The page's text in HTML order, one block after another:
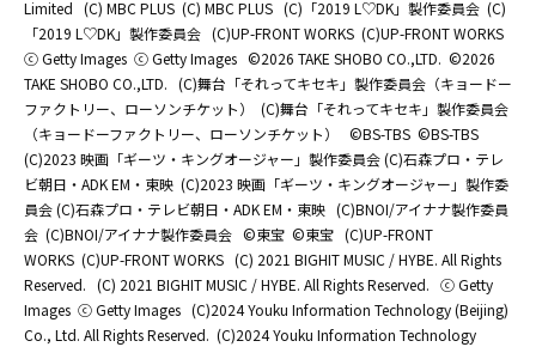
Limited (C) MBC PLUS (C) MBC PLUS (C)「2019 L♡DK」製作委員会 (C)
「2019 L♡DK」製作委員会 (C)UP-FRONT WORKS (C)UP-FRONT WORKS
ⓒ Getty Images ⓒ Getty Images ©2026 TAKE SHOBO CO.,LTD. ©2026
TAKE SHOBO CO.,LTD. (C)舞台「それってキセキ」製作委員会（キョードー
ファクトリー、ローソンチケット）
(C)舞台「それってキセキ」製作委員会
（キョードーファクトリー、ローソンチケット）
©BS-TBS ©BS-TBS
(C)2023 映画「ギーツ・キングオージャー」製作委員会 (C)石森プロ・テレ
ビ朝日・ADK EM・東映 (C)2023 映画「ギーツ・キングオージャー」製作委
員会 (C)石森プロ・テレビ朝日・ADK EM・東映 (C)BNOI/アイナナ製作委員
会 (C)BNOI/アイナナ製作委員会 ©東宝 ©東宝 (C)UP-FRONT
WORKS (C)UP-FRONT WORKS (C) 2021 BIGHIT MUSIC / HYBE. All Rights
Reserved. (C) 2021 BIGHIT MUSIC / HYBE. All Rights Reserved. ⓒ Getty
Images ⓒ Getty Images (C)2024 Youku Information Technology (Beijing)
Co., Ltd. All Rights Reserved. (C)2024 Youku Information Technology